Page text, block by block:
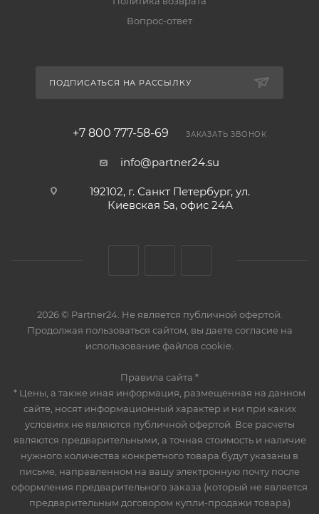
Вопрос-ответ
ПОДПИСАТЬСЯ НА РАССЫЛКУ
+7 800 777-58-69 ЗАКАЗАТЬ ЗВОНОК
info@partner24.su
192102, г. Санкт Петербург, ул.
Киевская 5а, офис 24А
2026 © Partner24. Не является публичной офертой.
Продолжая пользоваться сайтом, вы даете согласие на
использование файлов cookie.
Правила сайта *
* Цены, а также иная информация, размещенная на данном
сайте, носят информационный характер и ни при каких
условиях не являются публичной офертой. Все расчеты
являются предварительными, а точная стоимость и наличие
нужного количества конкретного товара будут указаны в
письме, направленном на вашу электронную почту после
оформления предварительного заказа (который не является
предварительным договором купли-продажи товара)